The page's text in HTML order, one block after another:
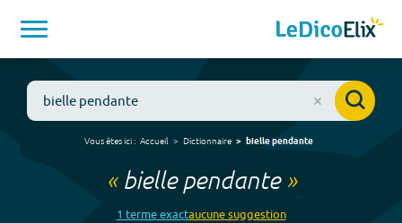
Vous êtes ici : Accueil Dictionnaire bielle pendante
« bielle pendante»
1 termeexactaucunesuggestion